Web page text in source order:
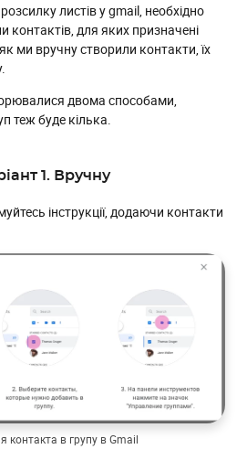
листів у gmail, необхідно
контактів, для яких призначені
ми вручну створили контакти, їх
двома способами,
теж буде кілька.
1. Вручну
інструкції, додаючи контакти
контакта в групу в Gmail